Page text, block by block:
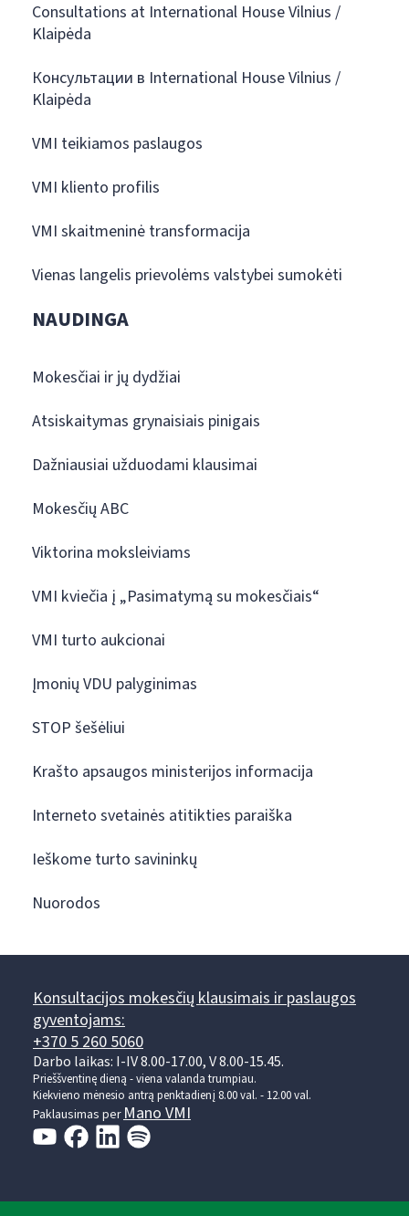
Consultations at International House Vilnius /
Klaipėda
Консультации в International House Vilnius /
Klaipėda
VMI teikiamos paslaugos
VMI kliento profilis
VMI skaitmeninė transformacija
Vienas langelis prievolėms valstybei sumokėti
NAUDINGA
Mokesčiai ir jų dydžiai
Atsiskaitymas grynaisiais pinigais
Dažniausiai užduodami klausimai
Mokesčių ABC
Viktorina moksleiviams
VMI kviečia į „Pasimatymą su mokesčiais“
VMI turto aukcionai
Įmonių VDU palyginimas
STOP šešėliui
Krašto apsaugos ministerijos informacija
Interneto svetainės atitikties paraiška
Ieškome turto savininkų
Nuorodos
Konsultacijos mokesčių klausimais ir paslaugos
gyventojams:
+370 5 260 5060
Darbo laikas: I-IV 8.00-17.00, V 8.00-15.45.
Prieššventinę dieną - viena valanda trumpiau.
Kiekvieno mėnesio antrą penktadienį 8.00 val. - 12.00 val.
Paklausimas perMano VMI